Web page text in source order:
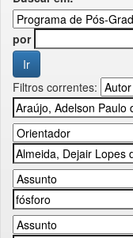
por
Filtros correntes: